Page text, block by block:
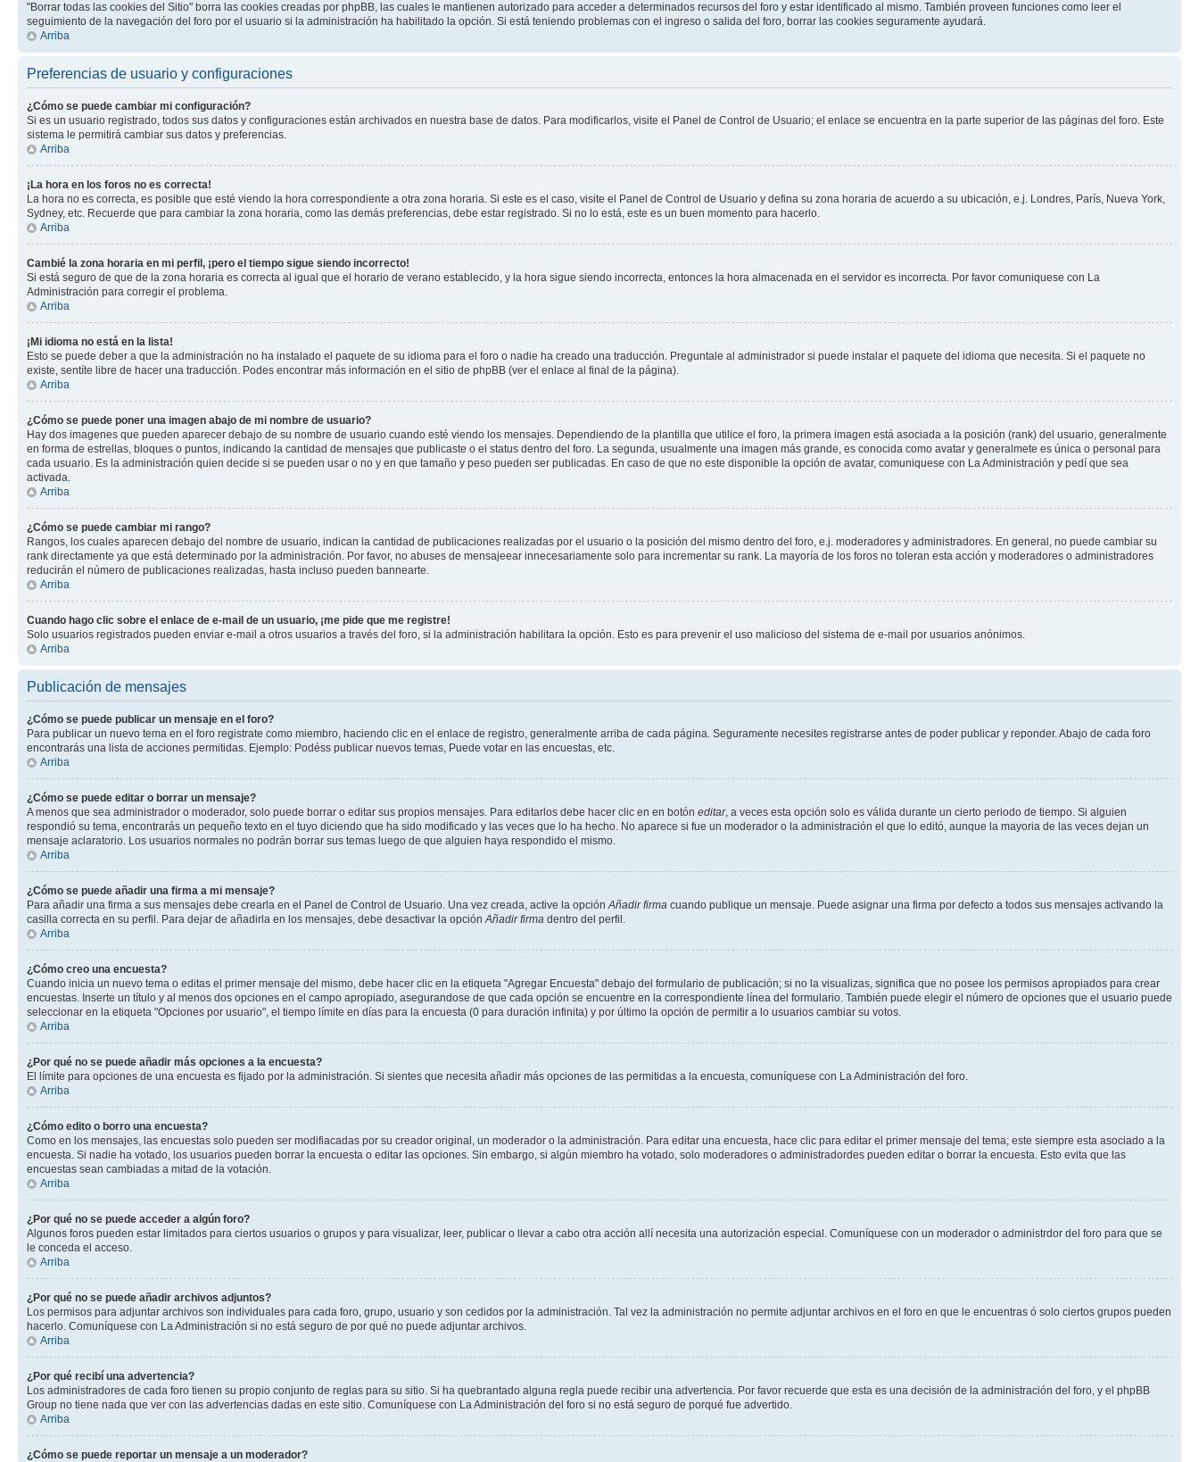
"Borrar todas las cookies del Sitio" borra las cookies creadas por phpBB, las cuales le mantienen autorizado para acceder a determinados recursos del foro y estar identificado al mismo. También proveen funciones como leer el
seguimiento de la navegación del foro por el usuario si la administración ha habilitado la opción. Si está teniendo problemas con el ingreso o salida del foro, borrar las cookies seguramente ayudará.
Arriba
Preferencias de usuario y configuraciones
¿Cómo se puede cambiar mi configuración?
Si es un usuario registrado, todos sus datos y configuraciones están archivados en nuestra base de datos. Para modificarlos, visite el Panel de Control de Usuario; el enlace se encuentra en la parte superior de las páginas del foro. Este
sistema le permitirá cambiar sus datos y preferencias.
Arriba
¡La hora en los foros no es correcta!
La hora no es correcta, es posible que esté viendo la hora correspondiente a otra zona horaria. Si este es el caso, visite el Panel de Control de Usuario y defina su zona horaria de acuerdo a su ubicación, e.j. Londres, París, Nueva York,
Sydney, etc. Recuerde que para cambiar la zona horaria, como las demás preferencias, debe estar registrado. Si no lo está, este es un buen momento para hacerlo.
Arriba
Cambié la zona horaria en mi perfil, ¡pero el tiempo sigue siendo incorrecto!
Si está seguro de que de la zona horaria es correcta al igual que el horario de verano establecido, y la hora sigue siendo incorrecta, entonces la hora almacenada en el servidor es incorrecta. Por favor comuniquese con La
Administración para corregir el problema.
Arriba
¡Mi idioma no está en la lista!
Esto se puede deber a que la administración no ha instalado el paquete de su idioma para el foro o nadie ha creado una traducción. Preguntale al administrador si puede instalar el paquete del idioma que necesita. Si el paquete no
existe, sentíte libre de hacer una traducción. Podes encontrar más información en el sitio de phpBB (ver el enlace al final de la página).
Arriba
¿Cómo se puede poner una imagen abajo de mi nombre de usuario?
Hay dos imagenes que pueden aparecer debajo de su nombre de usuario cuando esté viendo los mensajes. Dependiendo de la plantilla que utilice el foro, la primera imagen está asociada a la posición (rank) del usuario, generalmente
en forma de estrellas, bloques o puntos, indicando la cantidad de mensajes que publicaste o el status dentro del foro. La segunda, usualmente una imagen más grande, es conocida como avatar y generalmete es única o personal para
cada usuario. Es la administración quien decide si se pueden usar o no y en que tamaño y peso pueden ser publicadas. En caso de que no este disponible la opción de avatar, comuniquese con La Administración y pedí que sea
activada.
Arriba
¿Cómo se puede cambiar mi rango?
Rangos, los cuales aparecen debajo del nombre de usuario, indican la cantidad de publicaciones realizadas por el usuario o la posición del mismo dentro del foro, e.j. moderadores y administradores. En general, no puede cambiar su
rank directamente ya que está determinado por la administración. Por favor, no abuses de mensajeear innecesariamente solo para incrementar su rank. La mayoría de los foros no toleran esta acción y moderadores o administradores
reducirán el número de publicaciones realizadas, hasta incluso pueden bannearte.
Arriba
Cuando hago clic sobre el enlace de e-mail de un usuario, ¡me pide que me registre!
Solo usuarios registrados pueden enviar e-mail a otros usuarios a través del foro, si la administración habilitara la opción. Esto es para prevenir el uso malicioso del sistema de e-mail por usuarios anónimos.
Arriba
Publicación de mensajes
¿Cómo se puede publicar un mensaje en el foro?
Para publicar un nuevo tema en el foro registrate como miembro, haciendo clic en el enlace de registro, generalmente arriba de cada página. Seguramente necesites registrarse antes de poder publicar y reponder. Abajo de cada foro
encontrarás una lista de acciones permitidas. Ejemplo: Podéss publicar nuevos temas, Puede votar en las encuestas, etc.
Arriba
¿Cómo se puede editar o borrar un mensaje?
A menos que sea administrador o moderador, solo puede borrar o editar sus propios mensajes. Para editarlos debe hacer clic en en botón editar, a veces esta opción solo es válida durante un cierto periodo de tiempo. Si alguien
respondió su tema, encontrarás un pequeño texto en el tuyo diciendo que ha sido modificado y las veces que lo ha hecho. No aparece si fue un moderador o la administración el que lo editó, aunque la mayoria de las veces dejan un
mensaje aclaratorio. Los usuarios normales no podrán borrar sus temas luego de que alguien haya respondido el mismo.
Arriba
¿Cómo se puede añadir una firma a mi mensaje?
Para añadir una firma a sus mensajes debe crearla en el Panel de Control de Usuario. Una vez creada, active la opciónAñadir firma cuando publique un mensaje. Puede asignar una firma por defecto a todos sus mensajes activando la
casilla correcta en su perfil. Para dejar de añadirla en los mensajes, debe desactivar la opciónAñadir firma dentro del perfil.
Arriba
¿Cómo creo una encuesta?
Cuando inicia un nuevo tema o editas el primer mensaje del mismo, debe hacer clic en la etiqueta "Agregar Encuesta" debajo del formulario de publicación; si no la visualizas, significa que no posee los permisos apropiados para crear
encuestas. Inserte un título y al menos dos opciones en el campo apropiado, asegurandose de que cada opción se encuentre en la correspondiente línea del formulario. También puede elegir el número de opciones que el usuario puede
seleccionar en la etiqueta "Opciones por usuario", el tiempo límite en días para la encuesta (0 para duración infinita) y por último la opción de permitir a lo usuarios cambiar su votos.
Arriba
¿Por qué no se puede añadir más opciones a la encuesta?
El límite para opciones de una encuesta es fijado por la administración. Si sientes que necesita añadir más opciones de las permitidas a la encuesta, comuníquese con La Administración del foro.
Arriba
¿Cómo edito o borro una encuesta?
Como en los mensajes, las encuestas solo pueden ser modifiacadas por su creador original, un moderador o la administración. Para editar una encuesta, hace clic para editar el primer mensaje del tema; este siempre esta asociado a la
encuesta. Si nadie ha votado, los usuarios pueden borrar la encuesta o editar las opciones. Sin embargo, si algún miembro ha votado, solo moderadores o administradordes pueden editar o borrar la encuesta. Esto evita que las
encuestas sean cambiadas a mitad de la votación.
Arriba
¿Por qué no se puede acceder a algún foro?
Algunos foros pueden estar limitados para ciertos usuarios o grupos y para visualizar, leer, publicar o llevar a cabo otra acción allí necesita una autorización especial. Comuníquese con un moderador o administrdor del foro para que se
le conceda el acceso.
Arriba
¿Por qué no se puede añadir archivos adjuntos?
Los permisos para adjuntar archivos son individuales para cada foro, grupo, usuario y son cedidos por la administración. Tal vez la administración no permite adjuntar archivos en el foro en que le encuentras ó solo ciertos grupos pueden
hacerlo. Comuníquese con La Administración si no está seguro de por qué no puede adjuntar archivos.
Arriba
¿Por qué recibí una advertencia?
Los administradores de cada foro tienen su propio conjunto de reglas para su sitio. Si ha quebrantado alguna regla puede recibir una advertencia. Por favor recuerde que esta es una decisión de la administración del foro, y el phpBB
Group no tiene nada que ver con las advertencias dadas en este sitio. Comuníquese con La Administración del foro si no está seguro de porqué fue advertido.
Arriba
¿Cómo se puede reportar un mensaje a un moderador?